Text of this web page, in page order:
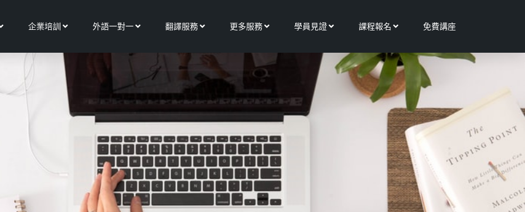
關於我們
企業培訓 Open 企業培訓
外語一對一Open 外語一對一
翻譯服務Open 翻譯服務
更多服務Open 更多服務
學員見證Open 學員見證
課程報名 Open 課程報名
免費講座